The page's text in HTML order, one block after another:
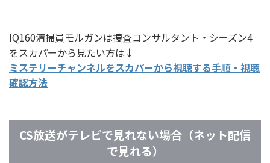
IQ160清掃員モルガンは捜査コンサルタント・シーズン4
をスカパーから見たい方は↓
ミステリーチャンネルをスカパーから視聴する手順・視聴
確認方法
CS放送がテレビで見れない場合（ネット配信
で見れる）